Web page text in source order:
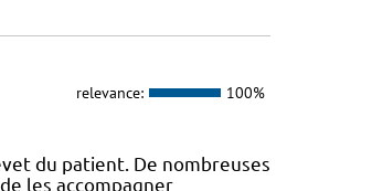
relevance: 100%
du patient. De nombreuses
les accompagner